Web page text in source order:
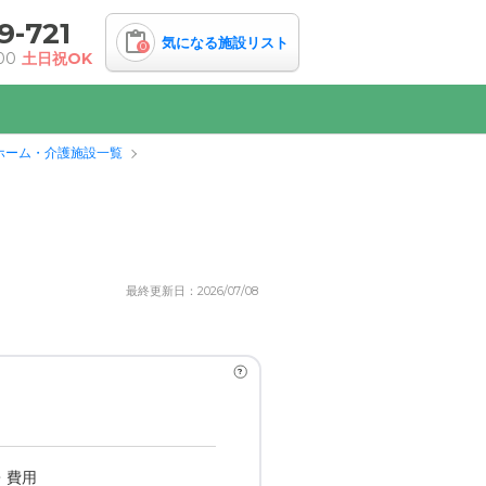
721
土日祝OK
0 気になる施設リスト
ーム・介護施設一覧
最終更新日：2026/07/08
?
費用